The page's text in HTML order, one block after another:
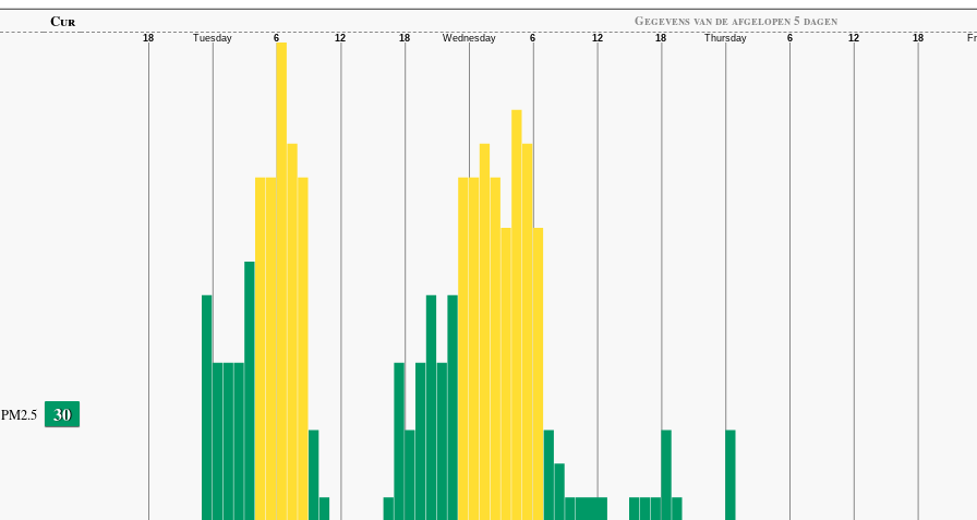
Cur
Gegevens van de afgelopen 5 dagen
PM2.5 30